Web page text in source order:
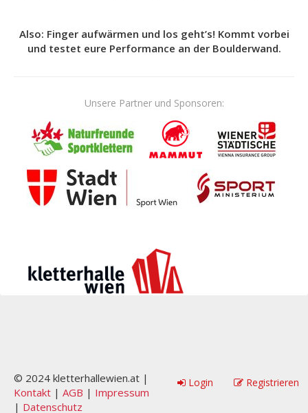
Also: Finger aufwärmen und los geht’s! Kommt vorbei
und testet eure Performance an der Boulderwand.
Unsere Partner und Sponsoren:
Login Registrieren
© 2024 kletterhallewien.at |
Kontakt | AGB | Impressum
| Datenschutz